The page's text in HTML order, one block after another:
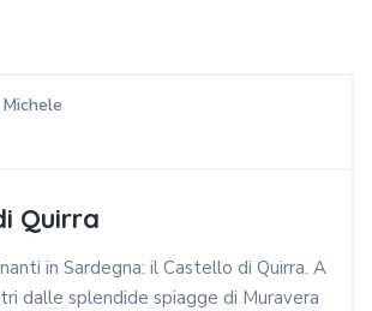
Quirra
in Sardegna: il Castello di Quirra. A
dalle splendide spiagge di Muravera